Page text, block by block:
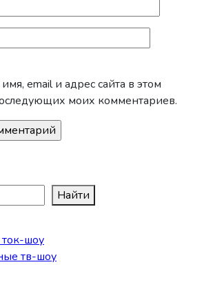
email и адрес сайта в этом
моих комментариев.
Найти
ток-шоу
тв-шоу